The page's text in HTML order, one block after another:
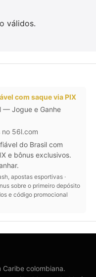
válidos.
com saque via PIX
— Jogue e Ganhe
56l.com
do Brasil com
e bônus exclusivos.
apostas esportivas ·
sobre o primeiro depósito
e código promocional
colombiana.